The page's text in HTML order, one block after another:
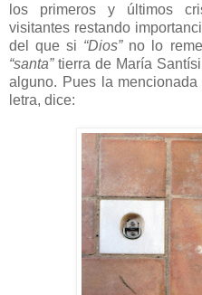
los primeros y últimos
visitantes restando
del que si “Dios”no lo
“santa” tierra de María
alguno. Pues la
letra, dice: